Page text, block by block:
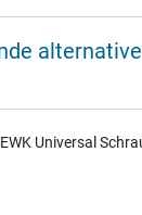
Universal